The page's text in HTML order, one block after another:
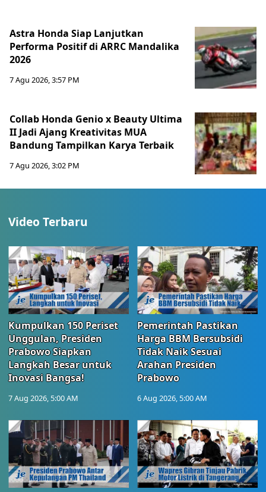
Astra Honda Siap Lanjutkan
Performa Positif di ARRC Mandalika
2026
7 Agu 2026, 3:57 PM
Collab Honda Genio x Beauty Ultima
II Jadi Ajang Kreativitas MUA
Bandung Tampilkan Karya Terbaik
7 Agu 2026, 3:02 PM
Video Terbaru
Kumpulkan 150 Periset
Unggulan, Presiden
Prabowo Siapkan
Langkah Besar untuk
Inovasi Bangsa!
7 Aug 2026, 5:00 AM
Pemerintah Pastikan
Harga BBM Bersubsidi
Tidak Naik Sesuai
Arahan Presiden
Prabowo
6 Aug 2026, 5:00 AM